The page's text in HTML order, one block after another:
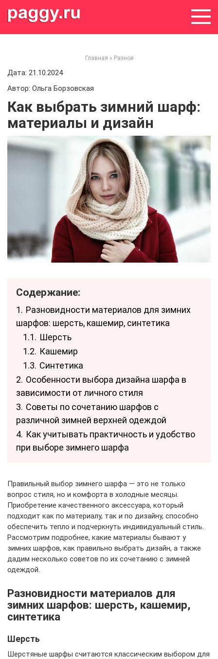
Главная » Разное
Дата: 21.10.2024
Автор: Ольга Борзовская
Как выбрать зимний шарф:
материалы и дизайн
Содержание:
1. Разновидности материалов для зимних
шарфов: шерсть, кашемир, синтетика
1.1. Шерсть
1.2. Кашемир
1.3. Синтетика
2. Особенности выбора дизайна шарфа в
зависимости от личного стиля
3. Советы по сочетанию шарфов с
различной зимней верхней одеждой
4. Как учитывать практичность и удобство
при выборе зимнего шарфа
Правильный выбор зимнего шарфа — это не только
вопрос стиля, но и комфорта в холодные месяцы.
Приобретение качественного аксессуара, который
подходит как по материалу, так и по дизайну, способно
обеспечить тепло и подчеркнуть индивидуальный стиль.
Рассмотрим подробнее, какие материалы бывают у
зимних шарфов, как правильно выбрать дизайн, а также
дадим несколько советов по их сочетанию с зимней
одеждой.
Разновидности материалов для
зимних шарфов: шерсть, кашемир,
синтетика
Шерсть
Шерстяные шарфы считаются классическим выбором для